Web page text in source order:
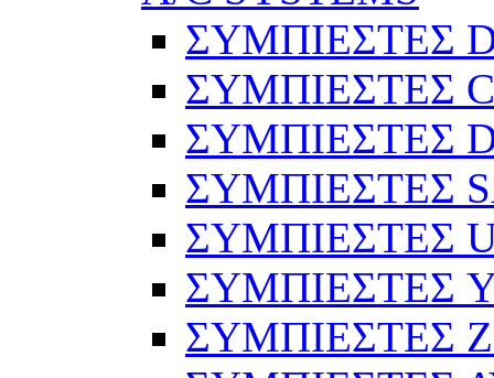
ΣΥΜΠΙΕΣΤΕΣ
ΣΥΜΠΙΕΣΤΕΣ
ΣΥΜΠΙΕΣΤΕΣ
ΣΥΜΠΙΕΣΤΕΣ
ΣΥΜΠΙΕΣΤΕΣ
ΣΥΜΠΙΕΣΤΕΣ
ΣΥΜΠΙΕΣΤΕΣ